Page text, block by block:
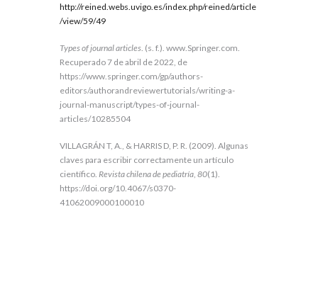
http://reined.webs.uvigo.es/index.php/reined/article
/view/59/49
Types of journal articles . (s. f.). www.Springer.com.
Recuperado 7 de abril de 2022, de
https://www.springer.com/gp/authors-
editors/authorandreviewertutorials/writing-a-
journal-manuscript/types-of-journal-
articles/10285504
VILLAGRÁN T, A., & HARRIS D, P. R. (2009). Algunas
claves para escribir correctamente un artículo
científico. Revista chilena de pediatría 80(1).
https://doi.org/10.4067/s0370-
41062009000100010